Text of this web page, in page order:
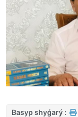
Basyp shyǵarý :